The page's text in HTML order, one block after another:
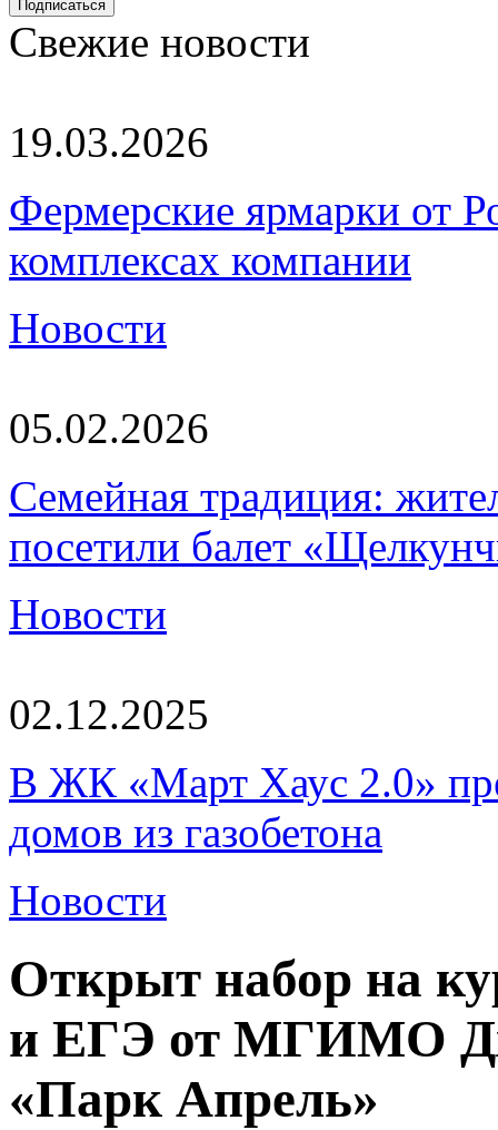
Свежие новости
19.03.2026
Фермерские ярмарки от
комплексах компании
Новости
05.02.2026
Семейная традиция:
посетили балет
Новости
02.12.2025
В ЖК «Март Хаус 2.0»
домов из газобетона
Новости
Открыт набор на
и ЕГЭ от МГИМО
«Парк Апрель»